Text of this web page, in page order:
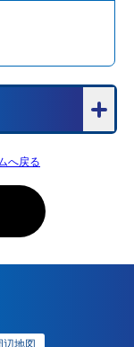
へ戻る
辺地図